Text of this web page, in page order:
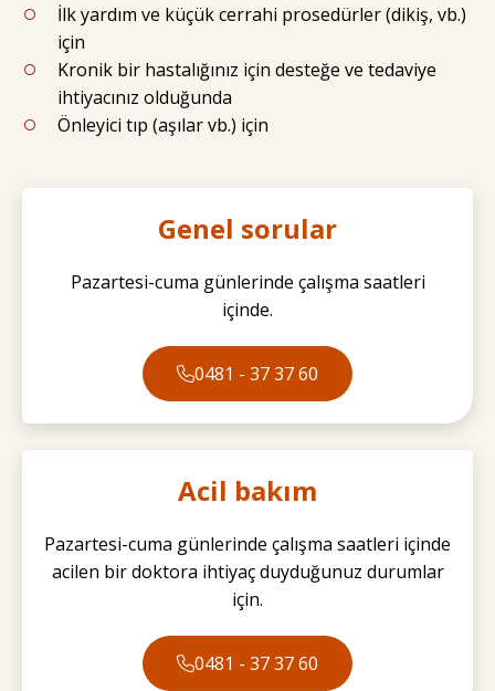
İlk yardım ve küçük cerrahi prosedürler (dikiş, vb.)
için
Kronik bir hastalığınız için desteğe ve tedaviye
ihtiyacınız olduğunda
Önleyici tıp (aşılar vb.) için
Genel sorular
Pazartesi-cuma günlerinde çalışma saatleri
içinde.
0481 - 37 37 60
Acil bakım
Pazartesi-cuma günlerinde çalışma saatleri içinde
acilen bir doktora ihtiyaç duyduğunuz durumlar
için.
0481 - 37 37 60